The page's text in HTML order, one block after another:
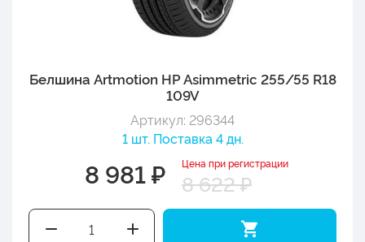
Белшина Artmotion HP Asimmetric 255/55 R18
109V
Артикул: 296344
1 шт. Поставка 4 дн.
8 981 ₽ Цена при регистрации
8 622 ₽